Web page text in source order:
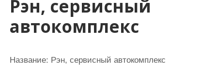
Рэн, сервисный
автокомплекс
Название: Рэн, сервисный автокомплекс